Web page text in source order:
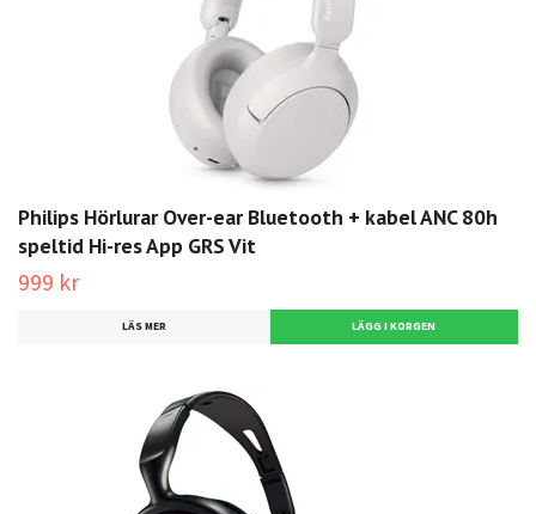
Philips Hörlurar Over-ear Bluetooth + kabel ANC 80h
speltid Hi-res App GRS Vit
999 kr
LÄS MER